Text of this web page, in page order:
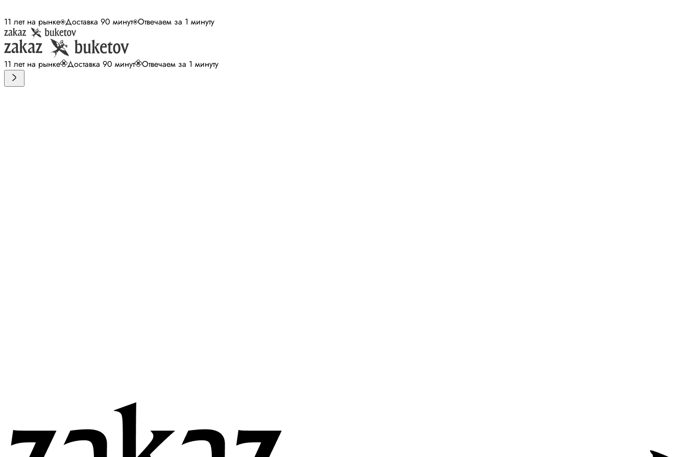
11 лет на рынке Доставка 90 минут Отвечаем за 1 минуту
11 лет на рынке Доставка 90 минут Отвечаем за 1 минуту